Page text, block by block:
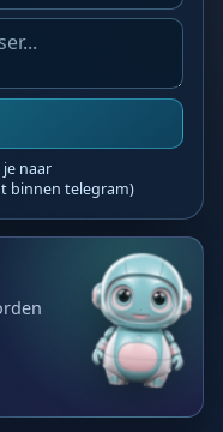
naar
binnen telegram)